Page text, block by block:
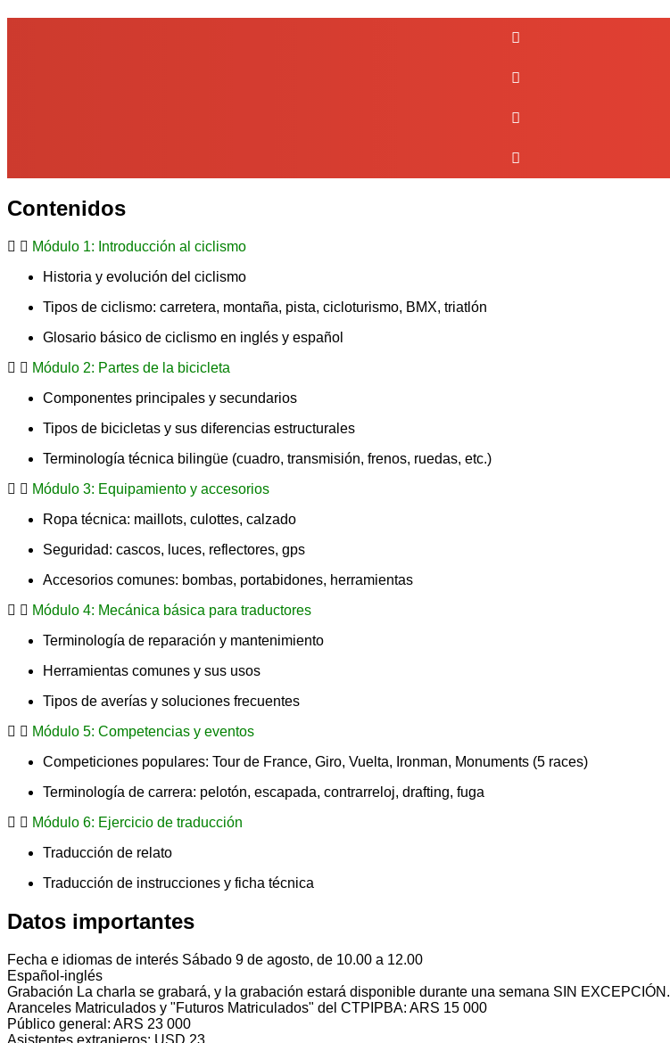
Contenidos
Módulo 1: Introducción al ciclismo
Historia y evolución del ciclismo
Tipos de ciclismo: carretera, montaña, pista, cicloturismo, BMX, triatlón
Glosario básico de ciclismo en inglés y español
Módulo 2: Partes de la bicicleta
Componentes principales y secundarios
Tipos de bicicletas y sus diferencias estructurales
Terminología técnica bilingüe (cuadro, transmisión, frenos, ruedas, etc.)
Módulo 3: Equipamiento y accesorios
Ropa técnica: maillots, culottes, calzado
Seguridad: cascos, luces, reflectores, gps
Accesorios comunes: bombas, portabidones, herramientas
Módulo 4: Mecánica básica para traductores
Terminología de reparación y mantenimiento
Herramientas comunes y sus usos
Tipos de averías y soluciones frecuentes
Módulo 5: Competencias y eventos
Competiciones populares: Tour de France, Giro, Vuelta, Ironman, Monuments (5 races)
Terminología de carrera: pelotón, escapada, contrarreloj, drafting, fuga
Módulo 6: Ejercicio de traducción
Traducción de relato
Traducción de instrucciones y ficha técnica
Datos importantes
Fecha e idiomas de interés Sábado 9 de agosto, de 10.00 a 12.00
Español-inglés
Grabación La charla se grabará, y la grabación estará disponible durante una semana SIN EXCEPCIÓN.
Aranceles Matriculados y "Futuros Matriculados" del CTPIPBA: ARS 15 000
Público general: ARS 23 000
Asistentes extranjeros: USD 23